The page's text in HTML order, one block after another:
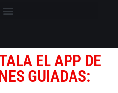
EL APP DE
GUIADAS: